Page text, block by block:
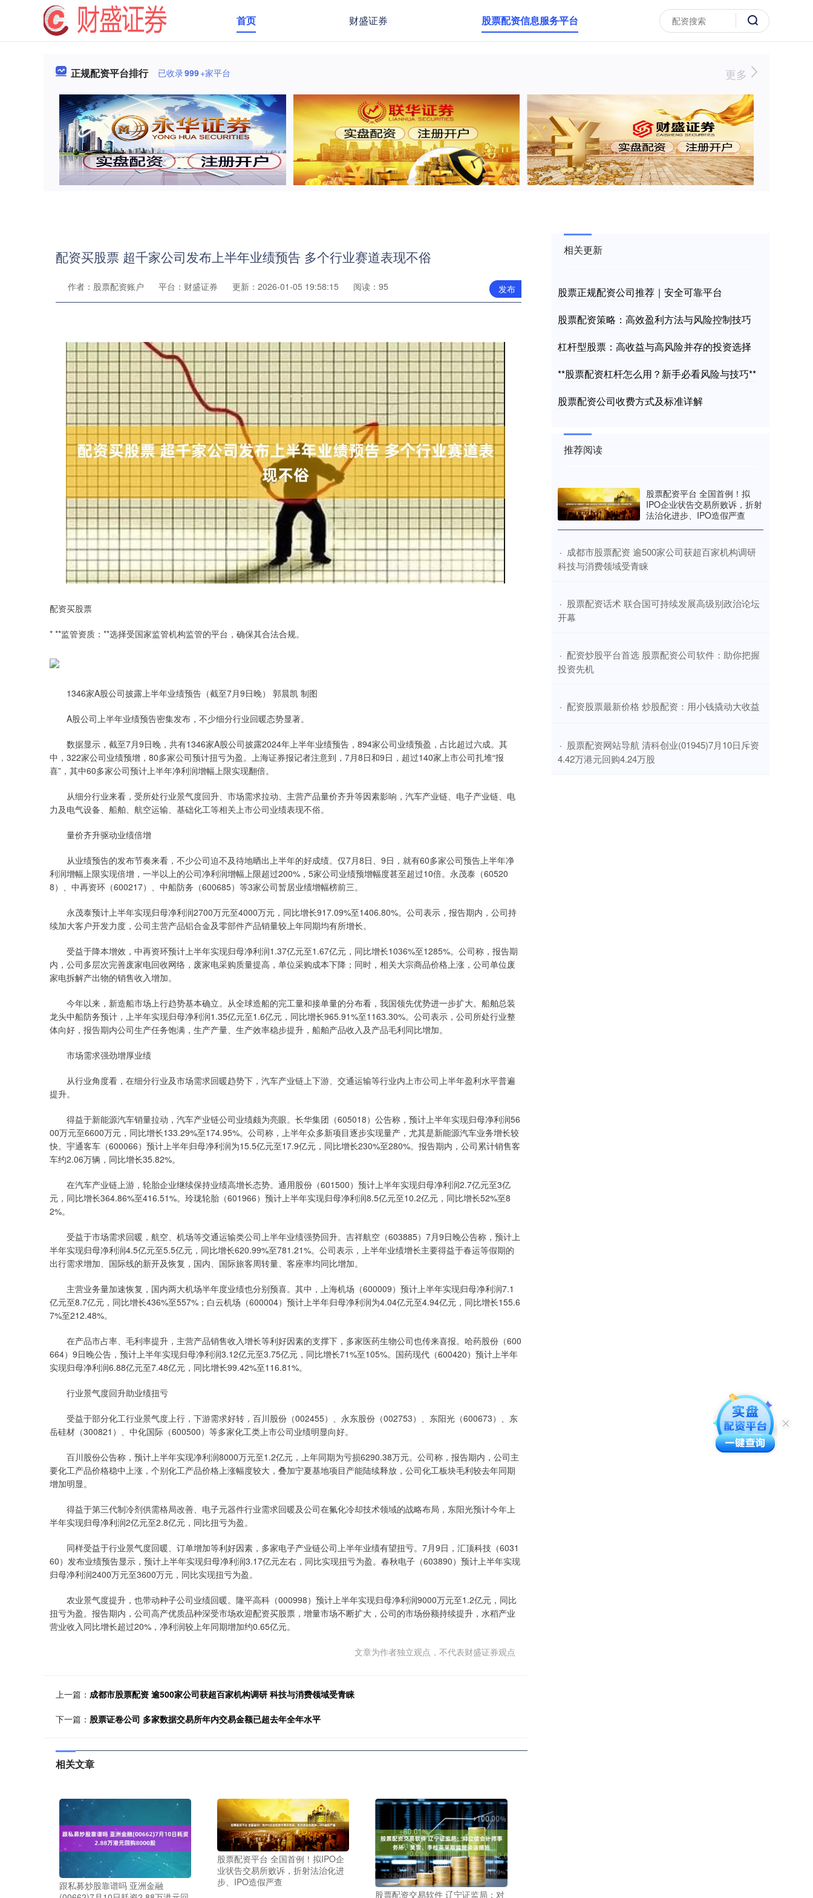
首页 财盛证券 股票配资信息服务平台
正规配资平台排行 已收录999+家平台 更多
配资买股票 超千家公司发布上半年业绩预告 多个行业赛道表现不俗
发布
作者：股票配资账户 平台：财盛证券 更新：2026-01-05 19:58:15 阅读：95
配资买股票
* **监管资质：**选择受国家监管机构监管的平台，确保其合法合规。
1346家A股公司披露上半年业绩预告（截至7月9日晚） 郭晨凯 制图
A股公司上半年业绩预告密集发布，不少细分行业回暖态势显著。
数据显示，截至7月9日晚，共有1346家A股公司披露2024年上半年业绩预告，894家公司业绩预盈，占比超过六成。其
中，322家公司业绩预增，80多家公司预计扭亏为盈。上海证券报记者注意到，7月8日和9日，超过140家上市公司扎堆“报
喜”，其中60多家公司预计上半年净利润增幅上限实现翻倍。
从细分行业来看，受所处行业景气度回升、市场需求拉动、主营产品量价齐升等因素影响，汽车产业链、电子产业链、电
力及电气设备、船舶、航空运输、基础化工等相关上市公司业绩表现不俗。
量价齐升驱动业绩倍增
从业绩预告的发布节奏来看，不少公司迫不及待地晒出上半年的好成绩。仅7月8日、9日，就有60多家公司预告上半年净
利润增幅上限实现倍增，一半以上的公司净利润增幅上限超过200%，5家公司业绩预增幅度甚至超过10倍。永茂泰（60520
8）、中再资环（600217）、中船防务（600685）等3家公司暂居业绩增幅榜前三。
永茂泰预计上半年实现归母净利润2700万元至4000万元，同比增长917.09%至1406.80%。公司表示，报告期内，公司持
续加大客户开发力度，公司主营产品铝合金及零部件产品销量较上年同期均有所增长。
受益于降本增效，中再资环预计上半年实现归母净利润1.37亿元至1.67亿元，同比增长1036%至1285%。公司称，报告期
内，公司多层次完善废家电回收网络，废家电采购质量提高，单位采购成本下降；同时，相关大宗商品价格上涨，公司单位废
家电拆解产出物的销售收入增加。
今年以来，新造船市场上行趋势基本确立。从全球造船的完工量和接单量的分布看，我国领先优势进一步扩大。船舶总装
龙头中船防务预计，上半年实现归母净利润1.35亿元至1.6亿元，同比增长965.91%至1163.30%。公司表示，公司所处行业整
体向好，报告期内公司生产任务饱满，生产产量、生产效率稳步提升，船舶产品收入及产品毛利同比增加。
市场需求强劲增厚业绩
从行业角度看，在细分行业及市场需求回暖趋势下，汽车产业链上下游、交通运输等行业内上市公司上半年盈利水平普遍
提升。
得益于新能源汽车销量拉动，汽车产业链公司业绩颇为亮眼。长华集团（605018）公告称，预计上半年实现归母净利润56
00万元至6600万元，同比增长133.29%至174.95%。公司称，上半年众多新项目逐步实现量产，尤其是新能源汽车业务增长较
快。宇通客车（600066）预计上半年归母净利润为15.5亿元至17.9亿元，同比增长230%至280%。报告期内，公司累计销售客
车约2.06万辆，同比增长35.82%。
在汽车产业链上游，轮胎企业继续保持业绩高增长态势。通用股份（601500）预计上半年实现归母净利润2.7亿元至3亿
元，同比增长364.86%至416.51%。玲珑轮胎（601966）预计上半年实现归母净利润8.5亿元至10.2亿元，同比增长52%至8
2%。
受益于市场需求回暖，航空、机场等交通运输类公司上半年业绩强势回升。吉祥航空（603885）7月9日晚公告称，预计上
半年实现归母净利润4.5亿元至5.5亿元，同比增长620.99%至781.21%。公司表示，上半年业绩增长主要得益于春运等假期的
出行需求增加、国际线的新开及恢复，国内、国际旅客周转量、客座率均同比增加。
主营业务量加速恢复，国内两大机场半年度业绩也分别预喜。其中，上海机场（600009）预计上半年实现归母净利润7.1
亿元至8.7亿元，同比增长436%至557%；白云机场（600004）预计上半年归母净利润为4.04亿元至4.94亿元，同比增长155.6
7%至212.48%。
在产品市占率、毛利率提升，主营产品销售收入增长等利好因素的支撑下，多家医药生物公司也传来喜报。哈药股份（600
664）9日晚公告，预计上半年实现归母净利润3.12亿元至3.75亿元，同比增长71%至105%。国药现代（600420）预计上半年
实现归母净利润6.88亿元至7.48亿元，同比增长99.42%至116.81%。
行业景气度回升助业绩扭亏
受益于部分化工行业景气度上行，下游需求好转，百川股份（002455）、永东股份（002753）、东阳光（600673）、东
岳硅材（300821）、中化国际（600500）等多家化工类上市公司业绩明显向好。
百川股份公告称，预计上半年实现净利润8000万元至1.2亿元，上年同期为亏损6290.38万元。公司称，报告期内，公司主
要化工产品价格稳中上涨，个别化工产品价格上涨幅度较大，叠加宁夏基地项目产能陆续释放，公司化工板块毛利较去年同期
增加明显。
得益于第三代制冷剂供需格局改善、电子元器件行业需求回暖及公司在氟化冷却技术领域的战略布局，东阳光预计今年上
半年实现归母净利润2亿元至2.8亿元，同比扭亏为盈。
同样受益于行业景气度回暖、订单增加等利好因素，多家电子产业链公司上半年业绩有望扭亏。7月9日，汇顶科技（6031
60）发布业绩预告显示，预计上半年实现归母净利润3.17亿元左右，同比实现扭亏为盈。春秋电子（603890）预计上半年实现
归母净利润2400万元至3600万元，同比实现扭亏为盈。
农业景气度提升，也带动种子公司业绩回暖。隆平高科（000998）预计上半年实现归母净利润9000万元至1.2亿元，同比
扭亏为盈。报告期内，公司高产优质品种深受市场欢迎配资买股票，增量市场不断扩大，公司的市场份额持续提升，水稻产业
营业收入同比增长超过20%，净利润较上年同期增加约0.65亿元。
文章为作者独立观点，不代表财盛证券观点
上一篇： 成都市股票配资 逾500家公司获超百家机构调研 科技与消费领域受青睐
下一篇： 股票证卷公司 多家数据交易所年内交易金额已超去年全年水平
相关文章
跟私募炒股靠谱吗 亚洲金融
股票配资平台 全国首例！拟IPO企
业状告交易所败诉，折射法治化进
步、IPO造假严查
股票配资交易软件 辽宁证监局：对
相关更新
股票正规配资公司推荐｜安全可靠平台
股票配资策略：高效盈利方法与风险控制技巧
杠杆型股票：高收益与高风险并存的投资选择
**股票配资杠杆怎么用？新手必看风险与技巧**
股票配资公司收费方式及标准详解
推荐阅读
股票配资平台 全国首例！拟
IPO企业状告交易所败诉，折射
法治化进步、IPO造假严查
· ​成都市股票配资 逾500家公司获超百家机构调研
科技与消费领域受青睐
· ​股票配资话术 联合国可持续发展高级别政治论坛
开幕
· ​配资炒股平台首选 股票配资公司软件：助你把握
投资先机
· ​配资股票最新价格 炒股配资：用小钱撬动大收益
· ​股票配资网站导航 清科创业(01945)7月10日斥资
4.42万港元回购4.24万股